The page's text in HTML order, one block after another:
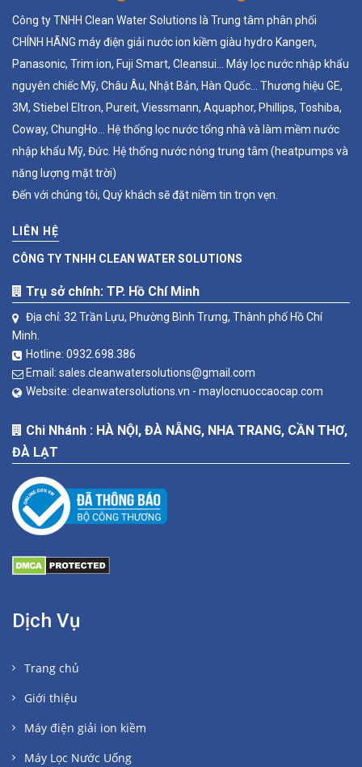
Công ty TNHH Clean Water Solutions là Trung tâm phân phối
CHÍNH HÃNG máy điện giải nước ion kiềm giàu hydro Kangen,
Panasonic, Trim ion, Fuji Smart, Cleansui... Máy lọc nước nhập khẩu
nguyên chiếc Mỹ, Châu Âu, Nhật Bản, Hàn Quốc... Thương hiệu GE,
3M, Stiebel Eltron, Pureit, Viessmann, Aquaphor, Phillips, Toshiba,
Coway, ChungHo... Hệ thống lọc nước tổng nhà và làm mềm nước
nhập khẩu Mỹ, Đức. Hệ thống nước nóng trung tâm (heatpumps và
năng lượng mặt trời)
Đến với chúng tôi, Quý khách sẽ đặt niềm tin trọn vẹn.
LIÊN HỆ
CÔNG TY TNHH CLEAN WATER SOLUTIONS
Trụ sở chính: TP. Hồ Chí Minh
Địa chỉ: 32 Trần Lựu, Phường Bình Trưng, Thành phố Hồ Chí
Minh.
Hotline: 0932.698.386
Email: sales.cleanwatersolutions@gmail.com
Website: cleanwatersolutions.vn - maylocnuoccaocap.com
Chi Nhánh : HÀ NỘI, ĐÀ NẴNG, NHA TRANG, CẦN THƠ,
ĐÀ LẠT
Dịch Vụ
Trang chủ
Giới thiệu
Máy điện giải ion kiềm
Máy Lọc Nước Uống